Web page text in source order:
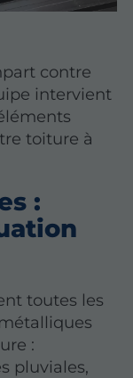
contre
intervient
toiture à
:
toutes les
:
pluviales,